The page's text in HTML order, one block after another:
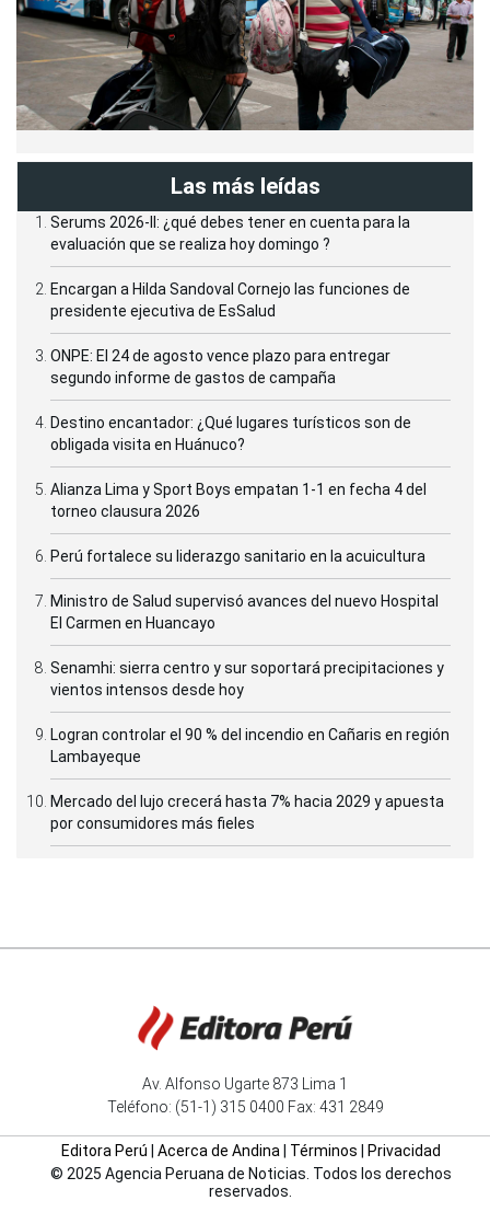
Las más leídas
Serums 2026-II: ¿qué debes tener en cuenta para la
evaluación que se realiza hoy domingo ?
Encargan a Hilda Sandoval Cornejo las funciones de
presidente ejecutiva de EsSalud
ONPE: El 24 de agosto vence plazo para entregar
segundo informe de gastos de campaña
Destino encantador: ¿Qué lugares turísticos son de
obligada visita en Huánuco?
Alianza Lima y Sport Boys empatan 1-1 en fecha 4 del
torneo clausura 2026
Perú fortalece su liderazgo sanitario en la acuicultura
Ministro de Salud supervisó avances del nuevo Hospital
El Carmen en Huancayo
Senamhi: sierra centro y sur soportará precipitaciones y
vientos intensos desde hoy
Logran controlar el 90 % del incendio en Cañaris en región
Lambayeque
Mercado del lujo crecerá hasta 7% hacia 2029 y apuesta
por consumidores más fieles
Av. Alfonso Ugarte 873 Lima 1
Teléfono: (51-1) 315 0400 Fax: 431 2849
Editora Perú Acerca de Andina| Términos
Privacidad
© 2025 Agencia Peruana de Noticias. Todos los derechos
reservados.